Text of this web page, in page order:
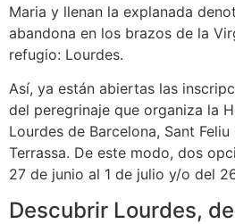
Maria y llenan la explanada
abandona en los brazos de la
refugio: Lourdes.
Así, ya están abiertas las
del peregrinaje que organiza la
Lourdes de Barcelona, Sant
Terrassa. De este modo, dos
27 de junio al 1 de julio y/o del
Descubrir Lourdes,